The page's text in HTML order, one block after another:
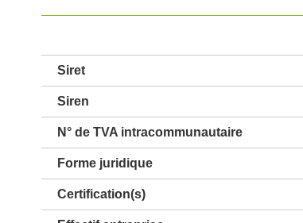
Siret
Siren
N° de TVA intracommunautaire
Forme juridique
Certification(s)